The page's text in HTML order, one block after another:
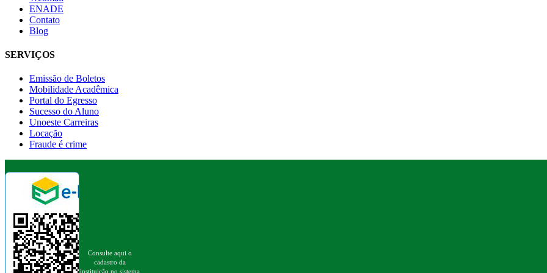
ENADE
Contato
Blog
SERVIÇOS
Emissão de Boletos
Mobilidade Acadêmica
Portal do Egresso
Sucesso do Aluno
Unoeste Carreiras
Locação
Fraude é crime
Consulte aqui o
cadastro da
instituição no sistema